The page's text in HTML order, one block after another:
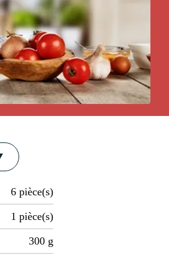
6 pièce(s)
1 pièce(s)
300 g